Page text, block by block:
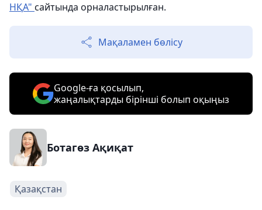
НҚА" сайтында орналастырылған.
Мақаламен бөлісу
Google-ға қосылып,
жаңалықтарды бірінші болып оқыңыз
Ботагөз Ақиқат
Қазақстан